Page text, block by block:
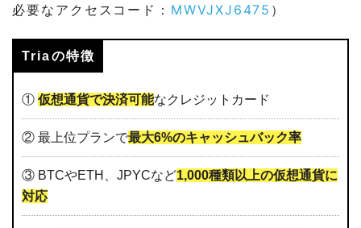
必要なアクセスコード： MWVJXJ6475 ）
Triaの特徴
① 仮想通貨で決済可能なクレジットカード
② 最上位プランで最大6%のキャッシュバック率
③ BTCやETH、JPYCなど1,000種類以上の仮想通貨に
対応